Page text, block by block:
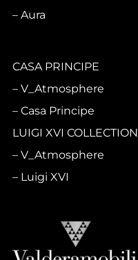
Aura
CASA PRINCIPE
V_Atmosphere
Casa Principe
LUIGI XVI COLLECTION
V_Atmosphere
Luigi XVI